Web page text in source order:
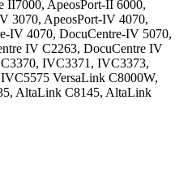
II7000, ApeosPort-II 6000,
3070, ApeosPort-IV 4070,
IV 4070, DocuCentre-IV 5070,
IV C2263, DocuCentre IV
IVC3371, IVC3373,
VersaLink C8000W,
AltaLink C8145, AltaLink